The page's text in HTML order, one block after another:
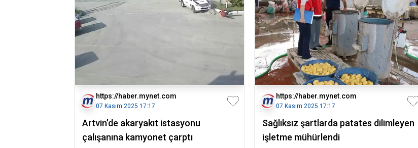
https://haber.mynet.com
07 Kasım 2025 17:17
Artvin’de akaryakıt istasyonu
çalışanına kamyonet çarptı
https://haber.mynet.com
07 Kasım 2025 17:17
Sağlıksız şartlarda patates dilimleyen
işletme mühürlendi